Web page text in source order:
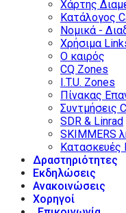
Χάρτης
Κατάλογος
Νομικά -
Χρήσιμα
Ο καιρός
CQ Zones
I.T.U. Zones
Πίνακας
Συντμήσεις
SDR & Linrad
SKIMMERS
Κατασκευές
Δραστηριότητες
Εκδηλώσεις
Ανακοινώσεις
Χορηγοί